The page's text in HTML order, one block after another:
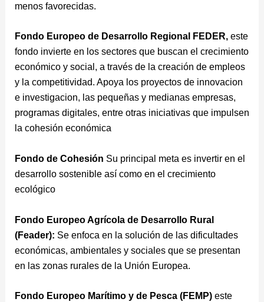
menos favorecidas.
Fondo Europeo de Desarrollo Regional FEDER, este
fondo invierte en los sectores que buscan el crecimiento
económico y social, a través de la creación de empleos
y la competitividad. Apoya los proyectos de innovacion
e investigacion, las pequeñas y medianas empresas,
programas digitales, entre otras iniciativas que impulsen
la cohesión económica
Fondo de Cohesión Su principal meta es invertir en el
desarrollo sostenible así como en el crecimiento
ecológico
Fondo Europeo Agrícola de Desarrollo Rural
(Feader): Se enfoca en la solución de las dificultades
económicas, ambientales y sociales que se presentan
en las zonas rurales de la Unión Europea.
Fondo Europeo Marítimo y de Pesca (FEMP) este